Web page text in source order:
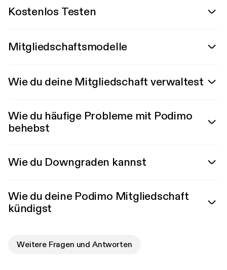
Kostenlos Testen
Mitgliedschaftsmodelle
Wie du deine Mitgliedschaft verwaltest
Wie du häufige Probleme mit Podimo
behebst
Wie du Downgraden kannst
Wie du deine Podimo Mitgliedschaft
kündigst
Weitere Fragen und Antworten